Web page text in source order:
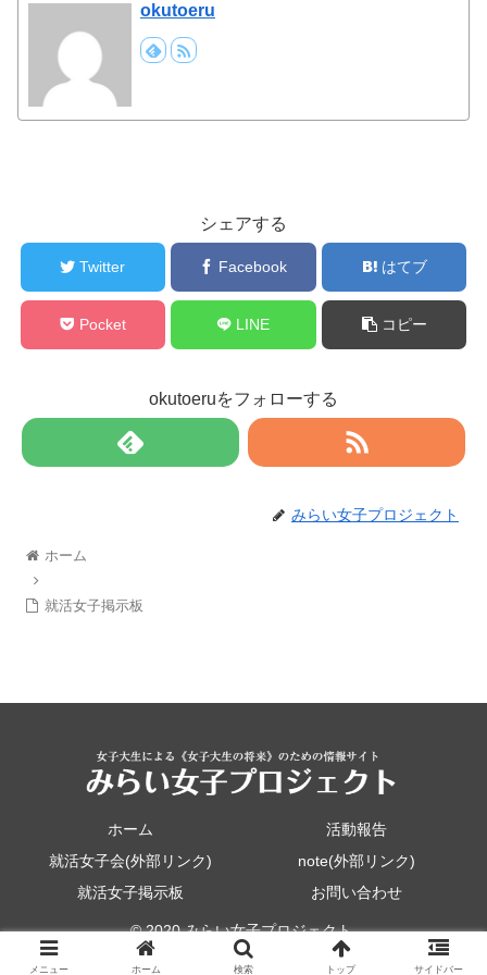
okutoeru
シェアする
Twitter Facebook はてブ
Pocket LINE コピー
okutoeruをフォローする
みらい女子プロジェクト
ホーム
就活女子掲示板
ホーム
活動報告
就活女子会(外部リンク)
note(外部リンク)
就活女子掲示板
お問い合わせ
© 2020 みらい女子プロジェクト.
メニュー ホーム 検索 トップ サイドバー